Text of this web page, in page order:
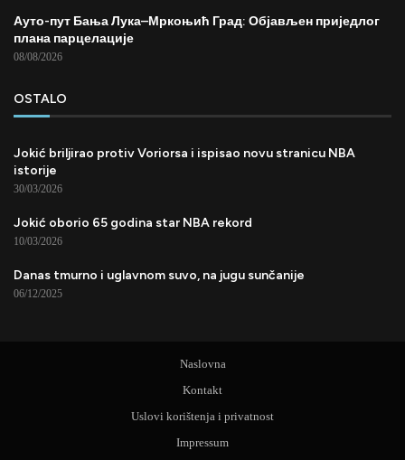
Ауто-пут Бања Лука–Мркоњић Град: Објављен приједлог
плана парцелације
08/08/2026
OSTALO
Jokić briljirao protiv Voriorsa i ispisao novu stranicu NBA
istorije
30/03/2026
Jokić oborio 65 godina star NBA rekord
10/03/2026
Danas tmurno i uglavnom suvo, na jugu sunčanije
06/12/2025
Naslovna
Kontakt
Uslovi korištenja i privatnost
Impressum